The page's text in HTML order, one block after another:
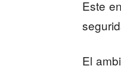
Este
El